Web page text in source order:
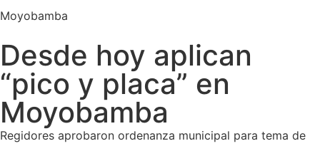
Moyobamba
Desde hoy aplican
“pico y placa” en
Moyobamba
Regidores aprobaron ordenanza municipal para tema de